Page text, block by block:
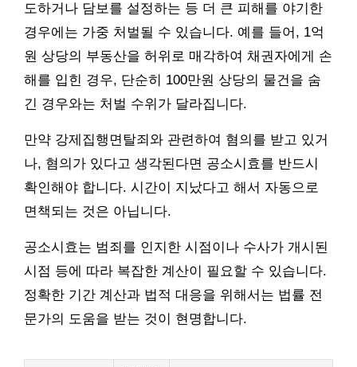
도하거나 담보를 설정하는 등 더 큰 피해를 야기한
경우에는 가중 처벌될 수 있습니다. 예를 들어, 1억
원 상당의 부동산을 허위로 매각하여 채권자에게 손
해를 입힌 경우, 단순히 100만원 상당의 물건을 숨
긴 경우와는 처벌 수위가 달라집니다.
만약 강제집행면탈죄와 관련하여 혐의를 받고 있거
나, 혐의가 있다고 생각된다면 공소시효를 반드시
확인해야 합니다. 시간이 지났다고 해서 자동으로
면책되는 것은 아닙니다.
공소시효는 범죄를 인지한 시점이나 수사가 개시된
시점 등에 따라 복잡한 계산이 필요할 수 있습니다.
정확한 기간 계산과 법적 대응을 위해서는 법률 전
문가의 도움을 받는 것이 현명합니다.